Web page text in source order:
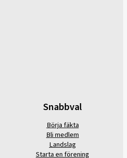
Snabbval
Börja fäkta
Bli medlem
Landslag
Starta en förening